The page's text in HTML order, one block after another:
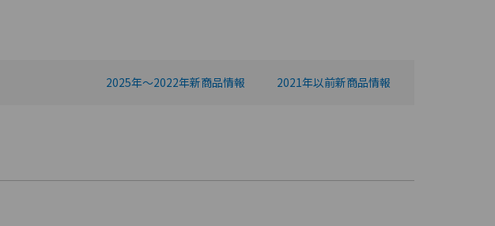
2025年～2022年新商品情報 2021年以前新商品情報